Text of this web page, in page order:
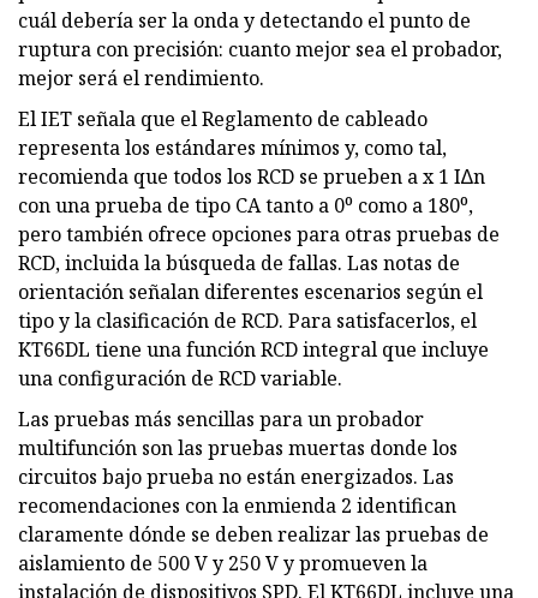
cuál debería ser la onda y detectando el punto de
ruptura con precisión: cuanto mejor sea el probador,
mejor será el rendimiento.
El IET señala que el Reglamento de cableado
representa los estándares mínimos y, como tal,
recomienda que todos los RCD se prueben a x 1 I∆n
con una prueba de tipo CA tanto a 0⁰ como a 180⁰,
pero también ofrece opciones para otras pruebas de
RCD, incluida la búsqueda de fallas. Las notas de
orientación señalan diferentes escenarios según el
tipo y la clasificación de RCD. Para satisfacerlos, el
KT66DL tiene una función RCD integral que incluye
una configuración de RCD variable.
Las pruebas más sencillas para un probador
multifunción son las pruebas muertas donde los
circuitos bajo prueba no están energizados. Las
recomendaciones con la enmienda 2 identifican
claramente dónde se deben realizar las pruebas de
aislamiento de 500 V y 250 V y promueven la
instalación de dispositivos SPD. El KT66DL incluye una